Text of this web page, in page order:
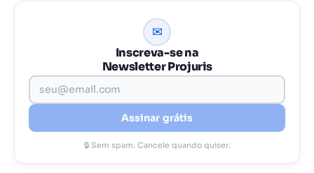
✉
Inscreva-se na
Newsletter Projuris
Assinar grátis
🔒 Sem spam. Cancele quando quiser.